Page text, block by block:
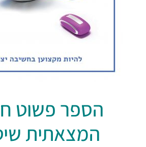
הספר פשוט
המצאתית